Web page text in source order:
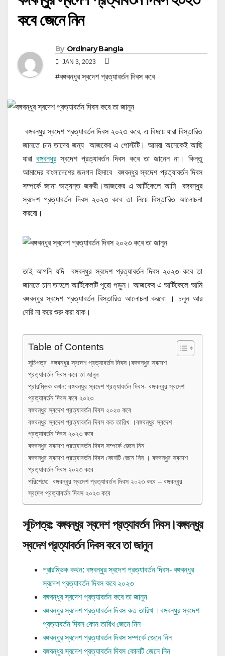
কবে জেনে নিন
By Ordinary Bangla
JAN 3, 2023
#বঙ্গবন্ধুর স্বদেশ প্রত্যাবর্তন দিবস কবে
বঙ্গবন্ধুর স্বদেশ প্রত্যাবর্তন দিবস ২০২৩ কবে, এ বিষয়ে যারা বিস্তারিত
জানতে চান তাদের জন্য আজকের এ পোস্টটি। আমরা অনেকেই আছি
যারাবঙ্গবন্ধুরস্বদেশ প্রত্যাবর্তন দিবস কবে তা জানেন না। কিন্তু
আমাদের বাংলাদেশের জনগন হিসাবে বঙ্গবন্ধুর স্বদেশ প্রত্যাবর্তন দিবস
সম্পর্কে জানা অত্যন্ত জরুরী।আজকের এ আর্টিকেলে আমি বঙ্গবন্ধুর
স্বদেশ প্রত্যাবর্তন দিবস ২০২৩ কবে তা নিয়ে বিস্তারিত আলোচনা
করবো।
তাই আপনি যদি বঙ্গবন্ধুর স্বদেশ প্রত্যাবর্তন দিবস ২০২৩ কবে তা
জানতে চান তাহলে আর্টিকেলটি পুরো পড়ুন। আজকের এ আর্টিকেলে আমি
বঙ্গবন্ধুর স্বদেশ প্রত্যাবর্তন বিস্তারিত আলোচনা করবো । চলুন আর
দেরি না করে শুরু করা যাক।
Table of Contents
সূচিপত্র: বঙ্গবন্ধুর স্বদেশ প্রত্যাবর্তন দিবস।বঙ্গবন্ধুর স্বদেশ
প্রত্যাবর্তন দিবস কবে তা জানুন
প্রারম্ভিক কথন: বঙ্গবন্ধুর স্বদেশ প্রত্যাবর্তন দিবস- বঙ্গবন্ধুর স্বদেশ
প্রত্যাবর্তন দিবস কবে ২০২৩
বঙ্গবন্ধুর স্বদেশ প্রত্যাবর্তন দিবস ২০২৩ কবে
বঙ্গবন্ধুর স্বদেশ প্রত্যাবর্তন দিবস কত তারিখ ।বঙ্গবন্ধুর স্বদেশ
প্রত্যাবর্তন দিবস ২০২৩ কবে
বঙ্গবন্ধুর স্বদেশ প্রত্যাবর্তন দিবস সম্পর্কে জেনে নিন
বঙ্গবন্ধুর স্বদেশ প্রত্যাবর্তন দিবস কোনটি জেনে নিন । বঙ্গবন্ধুর স্বদেশ
প্রত্যাবর্তন দিবস ২০২৩ কবে
পরিশেষে: বঙ্গবন্ধুর স্বদেশ প্রত্যাবর্তন দিবস ২০২৩ কবে – বঙ্গবন্ধুর
স্বদেশ প্রত্যাবর্তন দিবস ২০২৩ কবে
সূচিপত্র: বঙ্গবন্ধুর স্বদেশ প্রত্যাবর্তন দিবস।বঙ্গবন্ধুর
স্বদেশ প্রত্যাবর্তন দিবস কবে তা জানুন
প্রারম্ভিক কথন: বঙ্গবন্ধুর স্বদেশ প্রত্যাবর্তন দিবস- বঙ্গবন্ধুর
স্বদেশ প্রত্যাবর্তন দিবস কবে ২০২৩
বঙ্গবন্ধুর স্বদেশ প্রত্যাবর্তন কবে তা জানুন
বঙ্গবন্ধুর স্বদেশ প্রত্যাবর্তন দিবস কত তারিখ ।বঙ্গবন্ধুর স্বদেশ
প্রত্যাবর্তন দিবস কোন তারিখ জেনে নিন
বঙ্গবন্ধুর স্বদেশ প্রত্যাবর্তন দিবস সম্পর্কে জেনে নিন
বঙ্গবন্ধুর স্বদেশ প্রত্যাবর্তন দিবস কোনটি জেনে নিন